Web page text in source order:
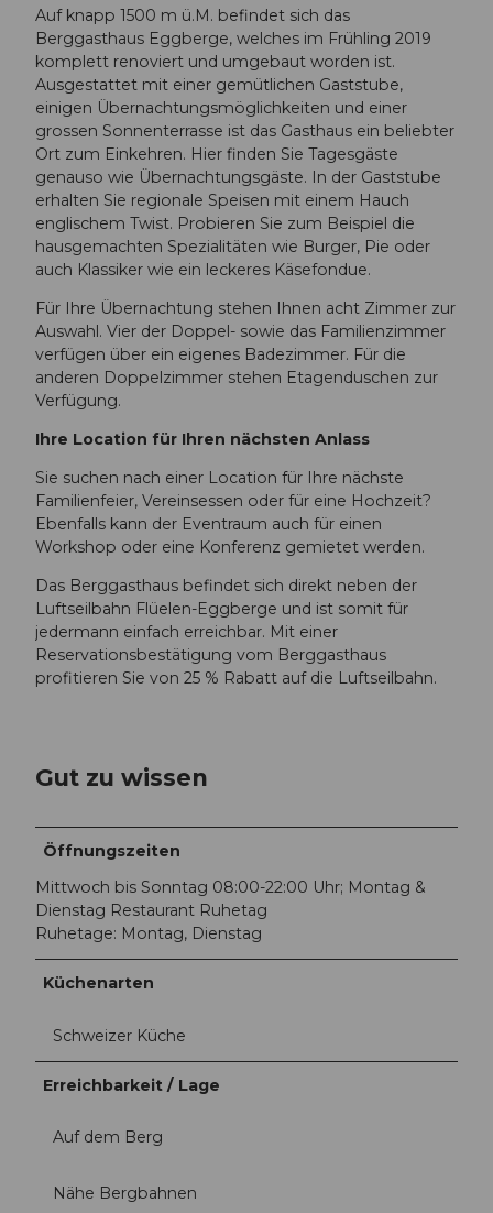
r
g
e
S
a
a
l
©
B
e
r
g
a
s
t
h
a
s
E
g
g
b
r
g
e
.
j
u
s
E
g
g
b
e
r
g
e
-
R
s
t
a
u
r
a
t
.
j
p
r
g
e
r
.
J
P
G
Auf knapp 1500 m ü.M. befindet sich das
Berggasthaus Eggberge, welches im Frühling 2019
komplett renoviert und umgebaut worden ist.
Ausgestattet mit einer gemütlichen Gaststube,
einigen Übernachtungsmöglichkeiten und einer
grossen Sonnenterrasse ist das Gasthaus ein beliebter
Ort zum Einkehren. Hier finden Sie Tagesgäste
genauso wie Übernachtungsgäste. In der Gaststube
erhalten Sie regionale Speisen mit einem Hauch
englischem Twist. Probieren Sie zum Beispiel die
hausgemachten Spezialitäten wie Burger, Pie oder
auch Klassiker wie ein leckeres Käsefondue.
Für Ihre Übernachtung stehen Ihnen acht Zimmer zur
Auswahl. Vier der Doppel- sowie das Familienzimmer
verfügen über ein eigenes Badezimmer. Für die
anderen Doppelzimmer stehen Etagenduschen zur
Verfügung.
Ihre Location für Ihren nächsten Anlass
Sie suchen nach einer Location für Ihre nächste
Familienfeier, Vereinsessen oder für eine Hochzeit?
Ebenfalls kann der Eventraum auch für einen
Workshop oder eine Konferenz gemietet werden.
Das Berggasthaus befindet sich direkt neben der
Luftseilbahn Flüelen-Eggberge und ist somit für
jedermann einfach erreichbar. Mit einer
Reservationsbestätigung vom Berggasthaus
profitieren Sie von 25 % Rabatt auf die Luftseilbahn.
Gut zu wissen
Öffnungszeiten
Mittwoch bis Sonntag 08:00-22:00 Uhr; Montag &
Dienstag Restaurant Ruhetag
Ruhetage: Montag, Dienstag
Küchenarten
Schweizer Küche
Erreichbarkeit / Lage
Auf dem Berg
Nähe Bergbahnen